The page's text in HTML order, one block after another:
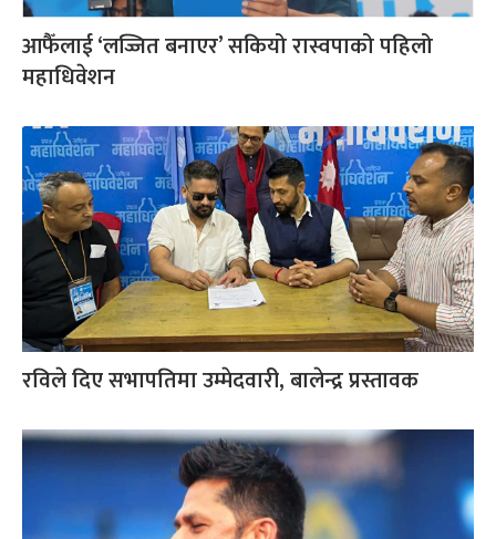
आफैँलाई ‘लज्जित बनाएर’ सकियो रास्वपाको पहिलो
महाधिवेशन
रविले दिए सभापतिमा उम्मेदवारी, बालेन्द्र प्रस्तावक